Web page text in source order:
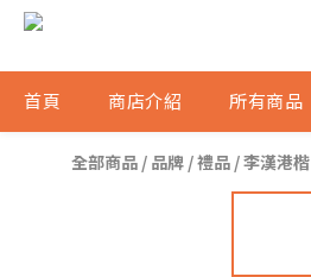
首頁 商店介紹 所有商品
全部商品 / 品牌 /禮品 /李漢港楷